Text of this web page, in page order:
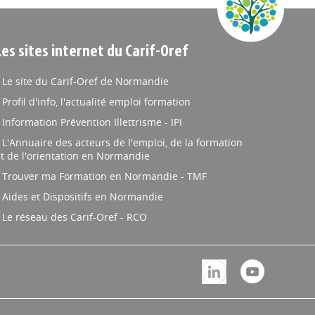
sites internet du Carif-Oref
Le site du Carif-Oref de Normandie
Profil d'info, l'actualité emploi formation
Information Prévention Illettrisme - IPI
L'Annuaire des acteurs de l'emploi, de la formation
de l'orientation en Normandie
Trouver ma Formation en Normandie - TMF
Aides et Dispositifs en Normandie
Le réseau des Carif-Oref - RCO